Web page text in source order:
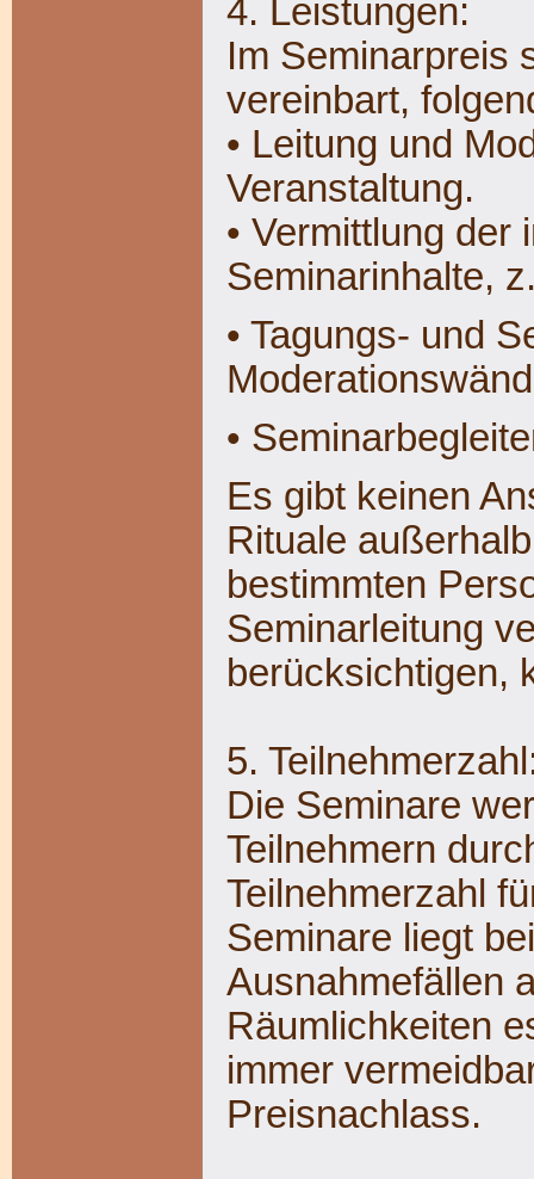
4. Leistungen:
Im Seminarpreis
vereinbart,
• Leitung und
Veranstaltung.
• Vermittlung der
Seminarinhalte,
• Tagungs- und
•
Es gibt keinen
Rituale
bestimmten
Seminarleitung
berücksichtigen,
5.
Die Seminare
Teilnehmern
Teilnehmerzahl
Seminare liegt
Ausnahmefällen
Räumlichkeiten
immer
Preisnachlass.